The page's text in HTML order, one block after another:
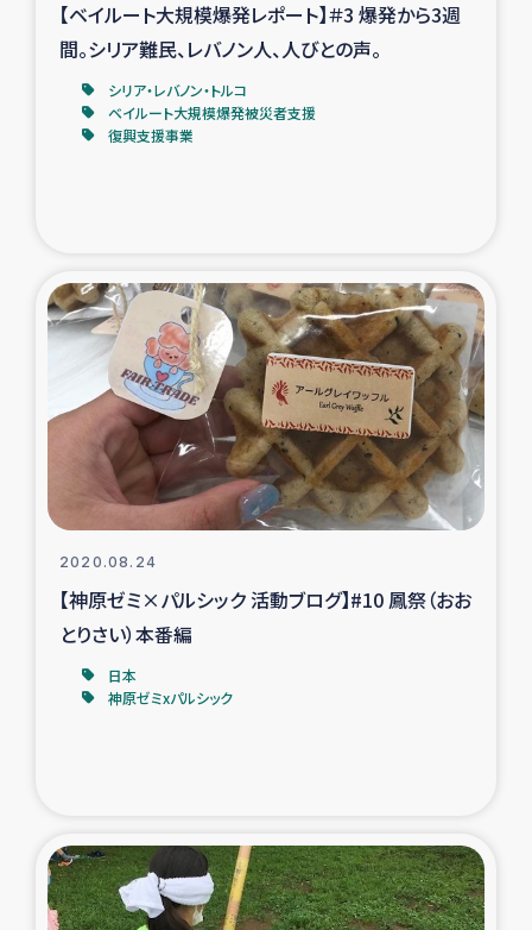
ガザ人道支援
令和6年能登半島地震 緊急支援
タイ国境ミャンマー移民子ども支援
漁民によるマングローブ植林活動
レバノンでのシリア難民への食糧・越冬支援
レバノンにおける緊急支援
レバノンでのシリア難民への教育支援事業
レバノンでのシリア難民・レバノン人への農業支援
海外ルーツの市民との共生
復興応援隊の活動
【ベイルート大規模爆発レポート】＃3 爆発から3週
間。シリア難民、レバノン人、人びとの声。
シリア・レバノン・トルコ
ベイルート大規模爆発被災者支援
復興支援事業
2020.08.24
【神原ゼミ×パルシック 活動ブログ】#10 鳳祭（おお
とりさい）本番編
日本
神原ゼミxパルシック